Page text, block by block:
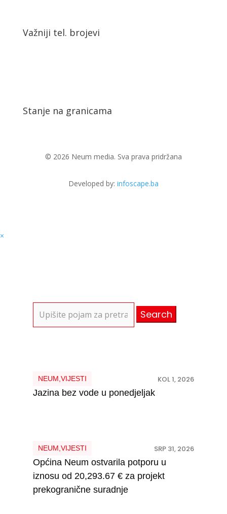
Važniji tel. brojevi
Stanje na granicama
© 2026 Neum media. Sva prava pridržana
Developed by: infoscape.ba
×
for:
NEUM VIJESTI KOL 1, 2026
Jazina bez vode u ponedjeljak
NEUM VIJESTI SRP 31, 2026
Općina Neum ostvarila potporu u
iznosu od 20,293.67 € za projekt
prekogranične suradnje